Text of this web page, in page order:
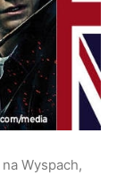
Wyspach,